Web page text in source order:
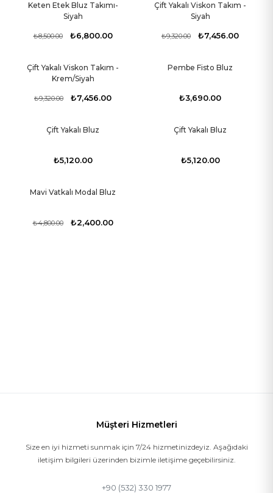
-20%
Keten Etek Bluz Takımı-
Siyah
₺8,500.00 ₺6,800.00
-20%
Çift Yakalı Viskon Takım -
Siyah
₺9,320.00 ₺7,456.00
-20%
Çift Yakalı Viskon Takım -
Krem/Siyah
₺9,320.00 ₺7,456.00
Pembe Fisto Bluz
₺3,690.00
Çift Yakalı Bluz
₺5,120.00
Çift Yakalı Bluz
₺5,120.00
-50%
Mavi Vatkalı Modal Bluz
₺4,800.00 ₺2,400.00
Müşteri Hizmetleri
Size en iyi hizmeti sunmak için 7/24 hizmetinizdeyiz. Aşağıdaki
iletişim bilgileri üzerinden bizimle iletişime geçebilirsiniz.
+90 (532) 330 1977